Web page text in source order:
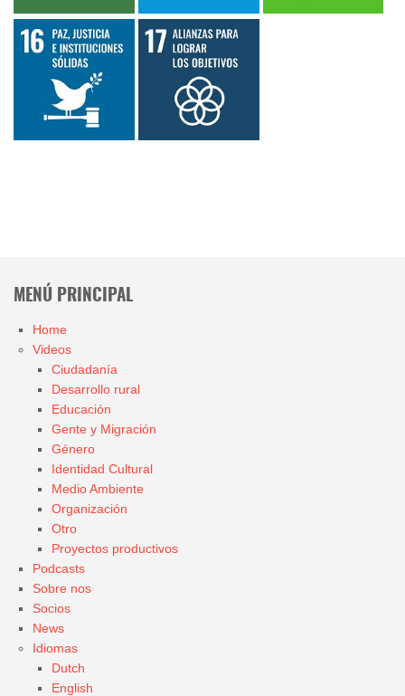
MENÚ PRINCIPAL
Home
Videos
Ciudadanía
Desarrollo rural
Educación
Gente y Migración
Género
Identidad Cultural
Medio Ambiente
Organización
Otro
Proyectos productivos
Podcasts
Sobre nos
Socios
News
Idiomas
Dutch
English